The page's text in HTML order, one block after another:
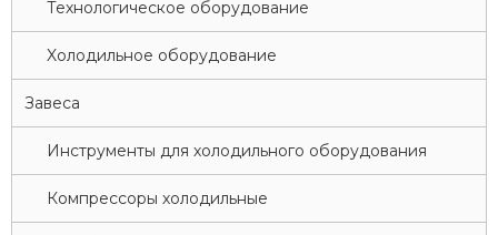
Tехнологическое оборудование
Xолодильное оборудование
Завеса
Инструменты для холодильного оборудования
Компрессоры холодильные